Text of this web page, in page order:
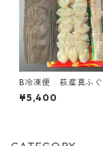
B冷凍便 萩産真ふぐ
レアちりセット
¥5,400